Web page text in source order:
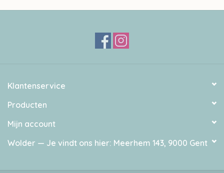
Klantenservice
Producten
Mijn account
Wolder — Je vindt ons hier: Meerhem 143, 9000 Gent